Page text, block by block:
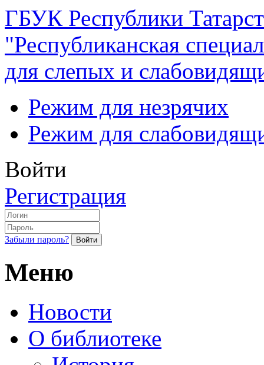
ГБУК Республики
"Республиканская
для слепых и
Режим для незрячих
Режим для
Войти
Регистрация
Забыли пароль?
Меню
Новости
О библиотеке